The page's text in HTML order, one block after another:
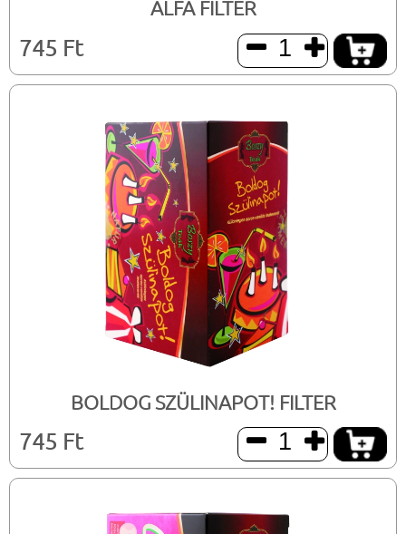
ALFA FILTER
745 Ft  
BOLDOG SZÜLINAPOT! FILTER
745 Ft  